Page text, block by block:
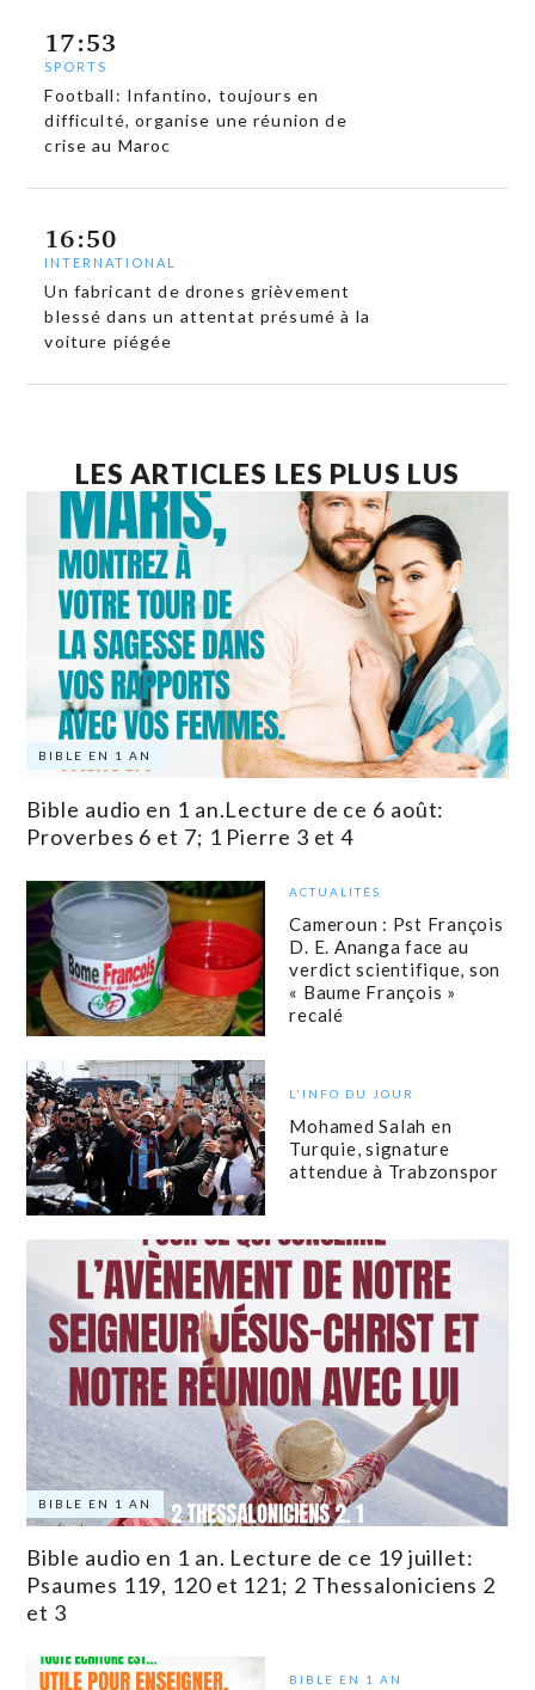
17:53
SPORTS
Football: Infantino, toujours en
difficulté, organise une réunion de
crise au Maroc
16:50
INTERNATIONAL
Un fabricant de drones grièvement
blessé dans un attentat présumé à la
voiture piégée
LES ARTICLES LES PLUS LUS
BIBLE EN 1 AN
Bible audio en 1 an.Lecture de ce 6 août:
Proverbes 6 et 7; 1 Pierre 3 et 4
ACTUALITÉS
Cameroun : Pst François
D. E. Ananga face au
verdict scientifique, son
« Baume François »
recalé
L'INFO DU JOUR
Mohamed Salah en
Turquie, signature
attendue à Trabzonspor
BIBLE EN 1 AN
Bible audio en 1 an. Lecture de ce 19 juillet:
Psaumes 119, 120 et 121; 2 Thessaloniciens 2
et 3
BIBLE EN 1 AN